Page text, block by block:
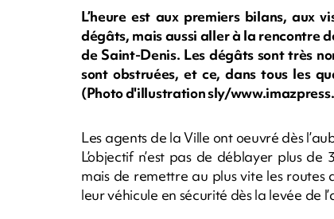
L’heure est aux premiers bilans, aux
dégâts, mais aussi aller à la rencontre
de Saint-Denis. Les dégâts sont très
sont obstruées, et ce, dans tous les
(Photo d'illustration sly/
Les agents de la Ville ont oeuvré dès
L’objectif n’est pas de déblayer plus
mais de remettre au plus vite les
leur véhicule en sécurité dès la levée de